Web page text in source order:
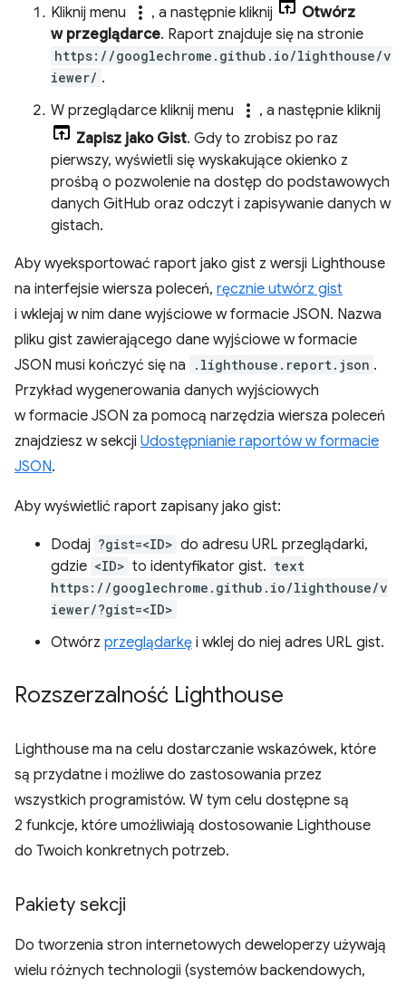
Kliknij menu more_vert , a następnie kliknij
Otwórz
w przeglądarce. Raport znajduje się na stronie
https://googlechrome.github.io/lighthouse/v
iewer/ .
W przeglądarce kliknij menu
more_vert , a następnie kliknij
Zapisz jako Gist. Gdy to zrobisz po raz
pierwszy, wyświetli się wyskakujące okienko z
prośbą o pozwolenie na dostęp do podstawowych
danych GitHub oraz odczyt i zapisywanie danych w
gistach.
Aby wyeksportować raport jako gist z wersji Lighthouse
na interfejsie wiersza poleceń, ręcznie utwórz gist
i wklejaj w nim dane wyjściowe w formacie JSON. Nazwa
pliku gist zawierającego dane wyjściowe w formacie
JSON musi kończyć się na
.lighthouse.report.json .
Przykład wygenerowania danych wyjściowych
w formacie JSON za pomocą narzędzia wiersza poleceń
znajdziesz w sekcji Udostępnianie raportów w formacie
JSON.
Aby wyświetlić raport zapisany jako gist:
Dodaj ?gist=<ID> do adresu URL przeglądarki,
gdzie <ID> to identyfikator gist. text
https://googlechrome.github.io/lighthouse/v
iewer/?gist=<ID>
Otwórz przeglądarkę i wklej do niej adres URL gist.
Rozszerzalność Lighthouse
Lighthouse ma na celu dostarczanie wskazówek, które
są przydatne i możliwe do zastosowania przez
wszystkich programistów. W tym celu dostępne są
2 funkcje, które umożliwiają dostosowanie Lighthouse
do Twoich konkretnych potrzeb.
Pakiety sekcji
Do tworzenia stron internetowych deweloperzy używają
wielu różnych technologii (systemów backendowych,